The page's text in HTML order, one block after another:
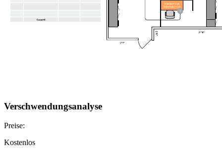
Verschwendungsanalyse
Preise:
Kostenlos